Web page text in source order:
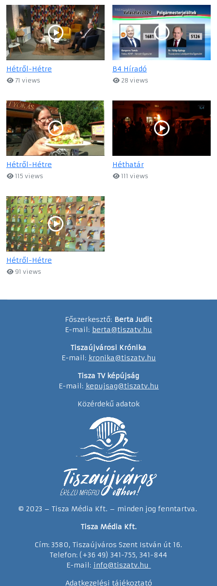
Hétről-Hétre
71 views
B4 Híradó
28 views
Hétről-Hétre
115 views
Héthatár
111 views
Hétről-Hétre
91 views
Főszerkesztő: Berta Judit
E-mail: berta@tiszatv.hu
Tiszaújvárosi Krónika
E-mail: kronika@tiszatv.hu
Tisza TV képújság
E-mail: kepujsag@tiszatv.hu
Közérdekű adatok
© 2023 – Tisza Média Kft. – minden jog fenntartva.
Tisza Média Kft.
Cím: 3580, Tiszaújváros Szent István út 16.
Telefon: (+36 49) 341-755, 341-844
E-mail: info@tiszatv.hu
Adatkezelési tájékoztató